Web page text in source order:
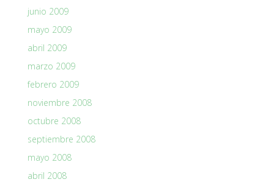
junio 2009
mayo 2009
abril 2009
marzo 2009
febrero 2009
noviembre 2008
octubre 2008
septiembre 2008
mayo 2008
abril 2008